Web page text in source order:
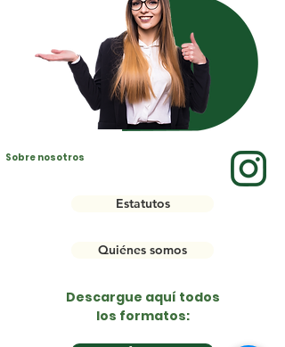
Sobre nosotros
Estatutos
Quiénes somos
Descargue aquí todos
los formatos: